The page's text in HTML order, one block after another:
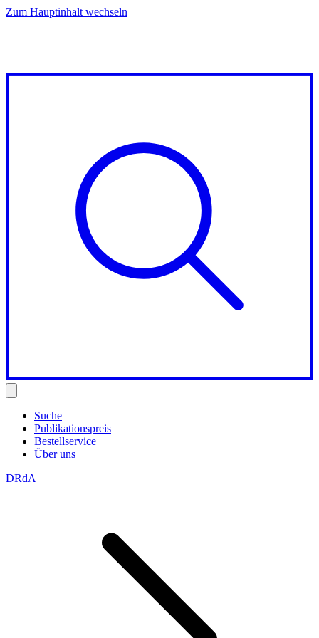
Zum Hauptinhalt wechseln
Suche
Publikationspreis
Bestellservice
Über uns
DRdA